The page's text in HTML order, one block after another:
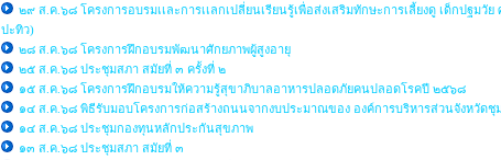
๒๙ ส.ค.๖๘ โครงการอบรมเเละการเเลกเปลี่ยนเรียนรู้เพื่อส่งเสริมทักษะการเลี้ยงดู เด็กปฐม
ปะทิว)
๒๘ ส.ค.๖๘ โครงการฝึกอบรมพัฒนาศักยภาพผู้สูงอายุ
๒๕ ส.ค.๖๘ ประชุมสภา สมัยที่ ๓ ครั้งที่ ๒
๑๕ ส.ค.๖๘ โครงการฝึกอบรมให้ความรู้สุขาภิบาลอาหารปลอดภัยคนปลอดโรคปี ๒๕๖๘
๑๔ ส.ค.๖๘ พิธีรับมอบโครงการก่อสร้างถนนจากงบประมาณของ องค์การบริหารส่วนจังหวัดชุ
๑๔ ส.ค.๖๘ ประชุมกองทุนหลักประกันสุขภาพ
๑๓ ส.ค.๖๘ ประชุมสภา สมัยที่ ๓